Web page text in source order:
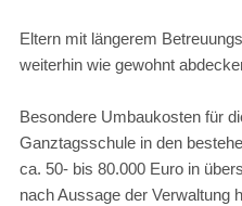
Eltern mit längerem
weiterhin wie gewohnt
Besondere Umbaukosten für
Ganztagsschule in den
ca. 50- bis 80.000 Euro in
nach Aussage der Verwaltung